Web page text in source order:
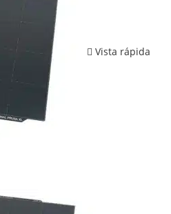
Vista rápida